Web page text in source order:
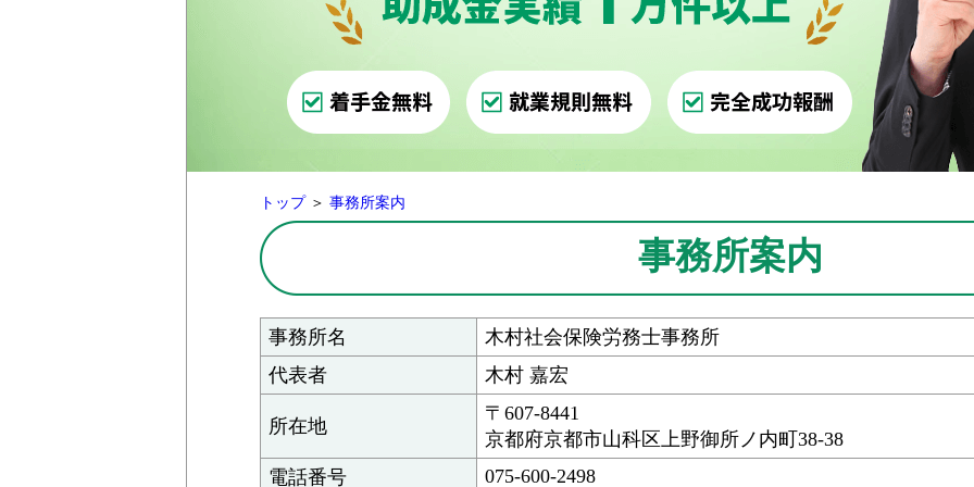
トップ＞ 事務所案内
事務所案内
事務所名
木村社会保険労務士事務所
代表者
木村 嘉宏
所在地
〒607-8441
京都府京都市山科区上野御所ノ内町38-38
電話番号
075-600-2498